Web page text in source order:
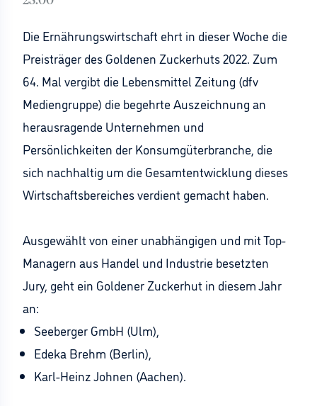
Die Ernährungswirtschaft ehrt in dieser Woche die
Preisträger des Goldenen Zuckerhuts 2022. Zum
64. Mal vergibt die Lebensmittel Zeitung (dfv
Mediengruppe) die begehrte Auszeichnung an
herausragende Unternehmen und
Persönlichkeiten der Konsumgüterbranche, die
sich nachhaltig um die Gesamtentwicklung dieses
Wirtschaftsbereiches verdient gemacht haben.
Ausgewählt von einer unabhängigen und mit Top-
Managern aus Handel und Industrie besetzten
Jury, geht ein Goldener Zuckerhut in diesem Jahr
an:
Seeberger GmbH (Ulm),
Edeka Brehm (Berlin),
Karl-Heinz Johnen (Aachen).